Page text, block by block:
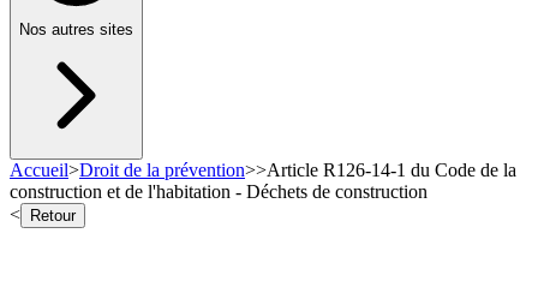
Nos autres sites
Accueil>Droit de la prévention>>Article R126-14-1 du Code de la
construction et de l'habitation - Déchets de construction
<
Retour